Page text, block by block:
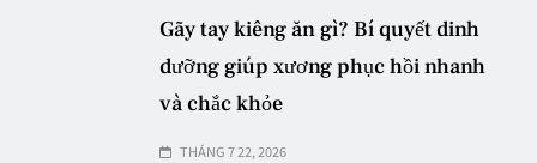
Gãy tay kiêng ăn gì? Bí quyết dinh
dưỡng giúp xương phục hồi nhanh
và chắc khỏe
THÁNG 7 22, 2026